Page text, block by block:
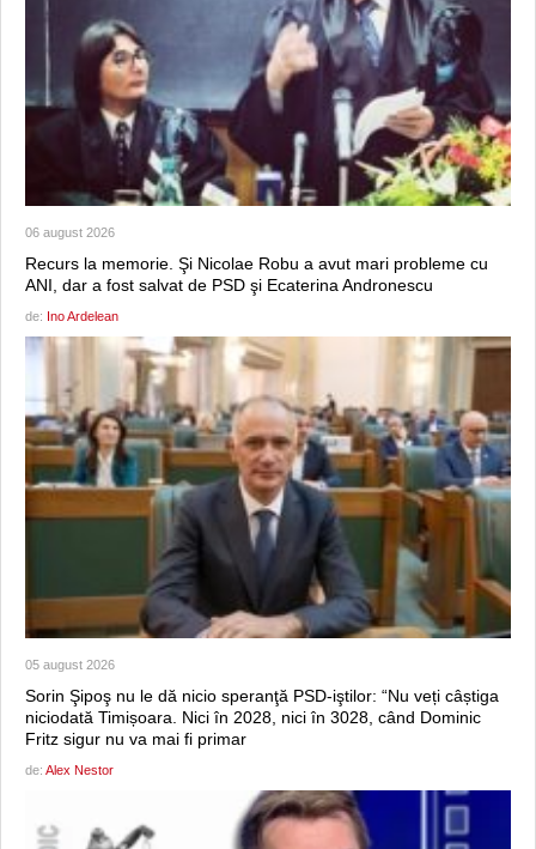
06 august 2026
Recurs la memorie. Şi Nicolae Robu a avut mari probleme cu
ANI, dar a fost salvat de PSD şi Ecaterina Andronescu
de: Ino Ardelean
05 august 2026
Sorin Şipoş nu le dă nicio speranţă PSD-iştilor: “Nu veți câștiga
niciodată Timișoara. Nici în 2028, nici în 3028, când Dominic
Fritz sigur nu va mai fi primar
de: Alex Nestor